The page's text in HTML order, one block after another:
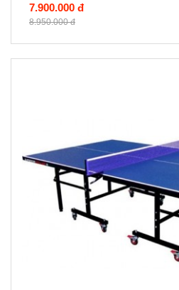
7.900.000 đ
8.950.000 đ